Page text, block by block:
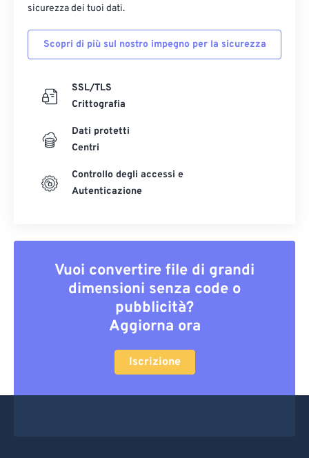
sicurezza dei tuoi dati.
Scopri di più sul nostro impegno per la sicurezza
SSL/TLS
Crittografia
Dati protetti
Centri
Controllo degli accessi e
Autenticazione
Vuoi convertire file di grandi
dimensioni senza code o
pubblicità?
Aggiorna ora
Iscrizione